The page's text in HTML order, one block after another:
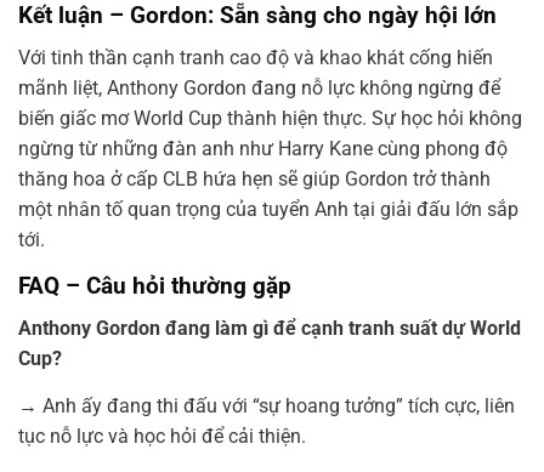
Kết luận – Gordon: Sẵn sàng cho ngày hội lớn
Với tinh thần cạnh tranh cao độ và khao khát cống hiến
mãnh liệt, Anthony Gordon đang nỗ lực không ngừng để
biến giấc mơ World Cup thành hiện thực. Sự học hỏi không
ngừng từ những đàn anh như Harry Kane cùng phong độ
thăng hoa ở cấp CLB hứa hẹn sẽ giúp Gordon trở thành
một nhân tố quan trọng của tuyển Anh tại giải đấu lớn sắp
tới.
FAQ – Câu hỏi thường gặp
Anthony Gordon đang làm gì để cạnh tranh suất dự World
Cup?
→ Anh ấy đang thi đấu với “sự hoang tưởng” tích cực, liên
tục nỗ lực và học hỏi để cải thiện.